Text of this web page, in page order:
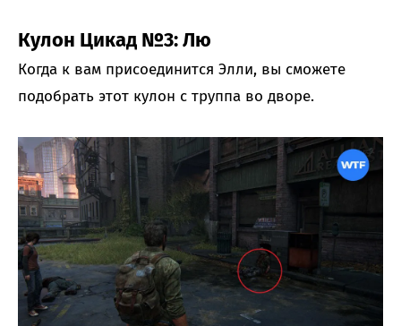
Кулон Цикад №3: Лю
Когда к вам присоединится Элли, вы сможете
подобрать этот кулон с труппа во дворе.